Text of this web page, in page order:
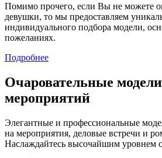
Помимо прочего, если Вы не можете
девушки, то мы предоставляем
индивидуального подбора модели,
пожеланиях.
Подробнее
Очаровательные
мероприятий
Элегантные и профессиональные
на мероприятия, деловые встречи и
Наслаждайтесь высочайшим уровнем